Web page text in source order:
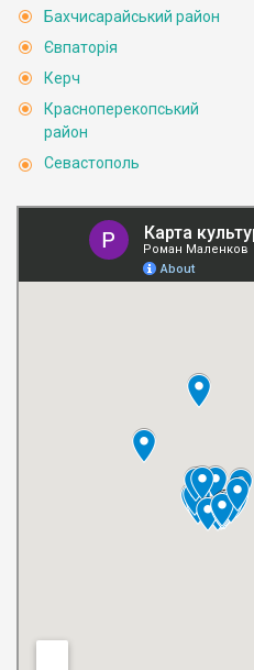
Бахчисарайський район
Євпаторія
Керч
Красноперекопський
район
Севастополь